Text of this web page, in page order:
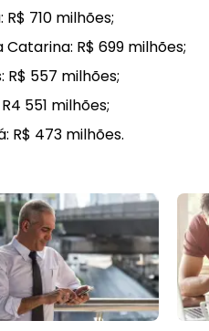
R$ 710 milhões;
Catarina: R$ 699 milhões;
R$ 557 milhões;
551 milhões;
R$ 473 milhões.